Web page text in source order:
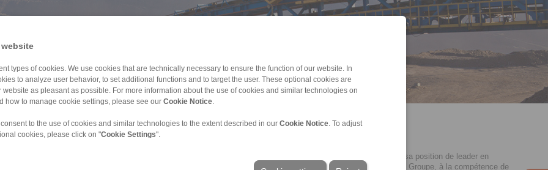
types of cookies. We use cookies that are technically necessary to ensure the function of our website. In
to analyze user behavior, to set additional functions and to target the user. These optional cookies are
website as pleasant as possible. For more information about the use of cookies and similar technologies on
how to manage cookie settings, please see our Cookie Notice
to the use of cookies and similar technologies to the extent described in our Cookie Notice . To adjust
cookies, please click on "Cookie Settings".
Force de propositions, la société doit sa position de leader en
France à la qualité des fabrications du Groupe, à la compétence de